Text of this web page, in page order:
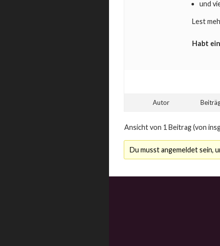
und
Lest
Habt
Autor
Ansicht von 1 Beitrag (von
Du musst angemeldet sein,